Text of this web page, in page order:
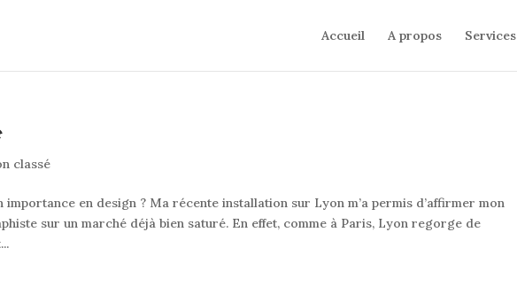
Accueil A propos Services
classé
importance en design ? Ma récente installation sur Lyon m’a permis d’affirmer mon
sur un marché déjà bien saturé. En effet, comme à Paris, Lyon regorge de